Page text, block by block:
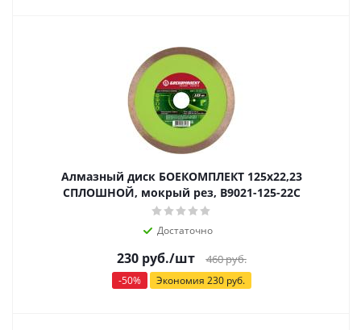
Алмазный диск БОЕКОМПЛЕКТ 125x22,23
СПЛОШНОЙ, мокрый рез, B9021-125-22C
Достаточно
230руб./шт 460руб.
-50% Экономия 230руб.